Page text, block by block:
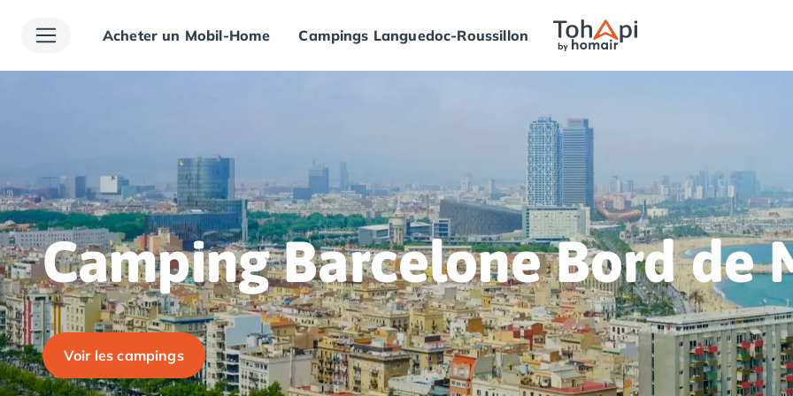
Toutes nos destinations
Camping Mulhouse
Camping Munster
Camping Aquitaine
Camping Dordogne
Camping Carsac-Aillac
Camping Les Eyzies-de-Tayac-Sireuil
Camping Sarlat
Camping Gironde
Camping Bordeaux
Camping Carcans
Camping Hourtin
Acheter un Mobil-Home Campings Languedoc-Roussillon
Camping Barcelone Bord de
Voir les campings